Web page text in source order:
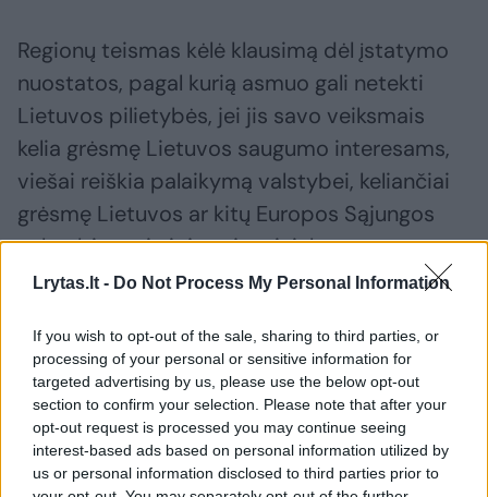
Lrytas.lt - Do Not Process My Personal Information
If you wish to opt-out of the sale, sharing to third parties, or
processing of your personal or sensitive information for
targeted advertising by us, please use the below opt-out
section to confirm your selection. Please note that after your
opt-out request is processed you may continue seeing
interest-based ads based on personal information utilized by
us or personal information disclosed to third parties prior to
Regionų teismas kėlė klausimą dėl įstatymo
nuostatos, pagal kurią asmuo gali netekti
Lietuvos pilietybės, jei jis savo veiksmais
kelia grėsmę Lietuvos saugumo interesams,
viešai reiškia palaikymą valstybei, keliančiai
grėsmę Lietuvos ar kitų Europos Sąjungos
valstybių narių ir jų sąjungininkų saugumo
interesams, konstitucingumui.